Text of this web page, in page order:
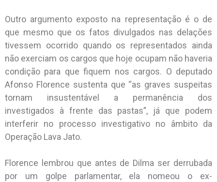
Outro argumento exposto na representação é o de
que mesmo que os fatos divulgados nas delações
tivessem ocorrido quando os representados ainda
não exerciam os cargos que hoje ocupam não haveria
condição para que fiquem nos cargos. O deputado
Afonso Florence sustenta que “as graves suspeitas
tornam insustentável a permanência dos
investigados à frente das pastas”, já que podem
interferir no processo investigativo no âmbito da
Operação Lava Jato.
Florence lembrou que antes de Dilma ser derrubada
por um golpe parlamentar, ela nomeou o ex-